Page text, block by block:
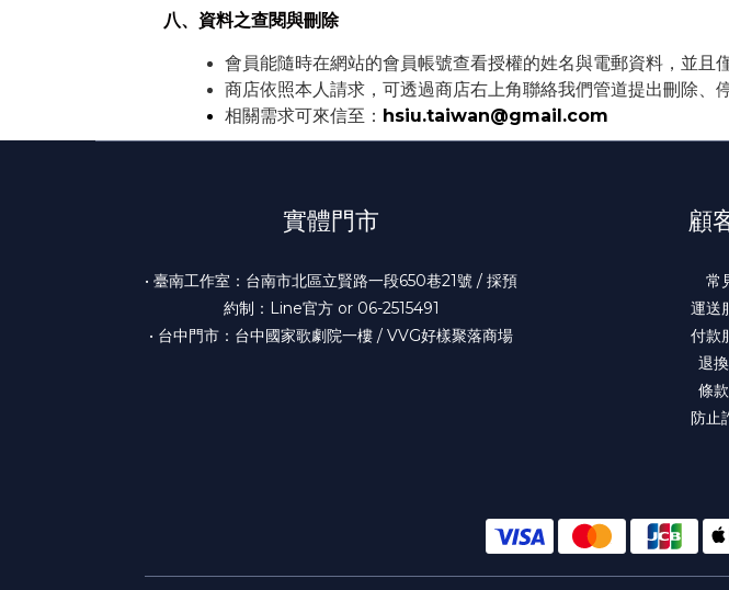
八、資料之查閱與刪除
會員能隨時在網站的會員帳號查看授權的姓名與電郵資料，並且
商店依照本人請求，可透過商店右上角聯絡我們管道提出刪除、
相關需求可來信至： hsiu.taiwan@gmail.com
實體門市
• 臺南工作室：台南市北區立賢路一段650巷21號 / 採預
約制：Line官方 or 06-2515491
• 台中門市：台中國家歌劇院一樓 / VVG好樣聚落商場
顧
常
運送
付款
退
條
防止